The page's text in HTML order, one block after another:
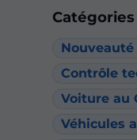
Catégories
Nouveauté
Contrôle
Voiture au
implique
article explore
technique pour
GPL, en
maîtriser pour
conformité.